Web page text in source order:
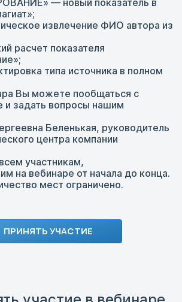
— новый показатель в
извлечение ФИО автора из
расчет показателя
типа источника в полном
Вы можете пообщаться с
и задать вопросы нашим
Беленькая, руководитель
центра компании
участникам,
на вебинаре от начала до конца.
мест ограничено.
ПРИНЯТЬ УЧАСТИЕ